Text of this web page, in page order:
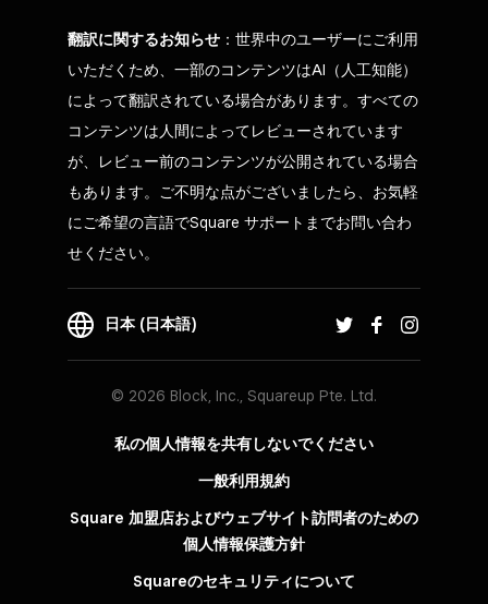
翻訳に関するお知らせ ：世界中のユーザーにご利用
いただくため、一部のコンテンツはAI（人工知能）
によって翻訳されている場合があります。すべての
コンテンツは人間によってレビューされています
が、レビュー前のコンテンツが公開されている場合
もあります。ご不明な点がございましたら、お気軽
にご希望の言語でSquare サポートまでお問い合わ
せください。
日本 (日本語)
© 2026 Block, Inc., Squareup Pte. Ltd.
私の個人情報を共有しないでください
一般利用規約
Square 加盟店およびウェブサイト訪問者の​ための​
個人情報保護方針​
Squareのセキュリティについて